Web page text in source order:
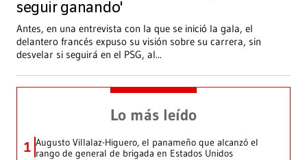
seguir ganando'
Antes, en una entrevista con la que se inició la gala, el
delantero francés expuso su visión sobre su carrera, sin
desvelar si seguirá en el PSG, al...
Lo más leído
1 Augusto Villalaz-Higuero, el panameño que alcanzó el
rango de general de brigada en Estados Unidos